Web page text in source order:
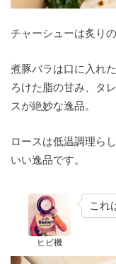
チャーシューは炙り
煮豚バラは口に入れ
ろけた脂の甘み、タ
スが絶妙な逸品。
ロースは低温調理ら
いい逸品です。
ヒビ機
これ